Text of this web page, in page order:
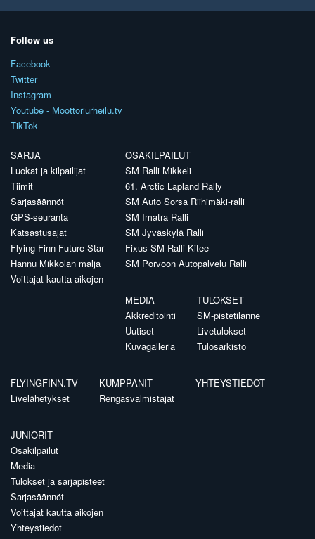
Follow us
Facebook
Twitter
Instagram
Youtube - Moottoriurheilu.tv
TikTok
SARJA
Luokat ja kilpailijat
Tiimit
Sarjasäännöt
GPS-seuranta
Katsastusajat
Flying Finn Future Star
Hannu Mikkolan malja
Voittajat kautta aikojen
OSAKILPAILUT
SM Ralli Mikkeli
61. Arctic Lapland Rally
SM Auto Sorsa Riihimäki-ralli
SM Imatra Ralli
SM Jyväskylä Ralli
Fixus SM Ralli Kitee
SM Porvoon Autopalvelu Ralli
MEDIA
Akkreditointi
Uutiset
Kuvagalleria
TULOKSET
SM-pistetilanne
Livetulokset
Tulosarkisto
FLYINGFINN.TV
Livelähetykset
KUMPPANIT
Rengasvalmistajat
YHTEYSTIEDOT
JUNIORIT
Osakilpailut
Media
Tulokset ja sarjapisteet
Sarjasäännöt
Voittajat kautta aikojen
Yhteystiedot